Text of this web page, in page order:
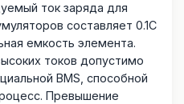
ток заряда для
составляет 0.1C
емкость элемента.
токов допустимо
BMS, способной
Превышение